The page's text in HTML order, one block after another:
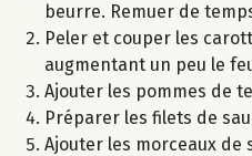
beurre. Remuer de
Peler et couper les
augmentant un peu le
Ajouter les pommes de
Préparer les filets de
Ajouter les morceaux